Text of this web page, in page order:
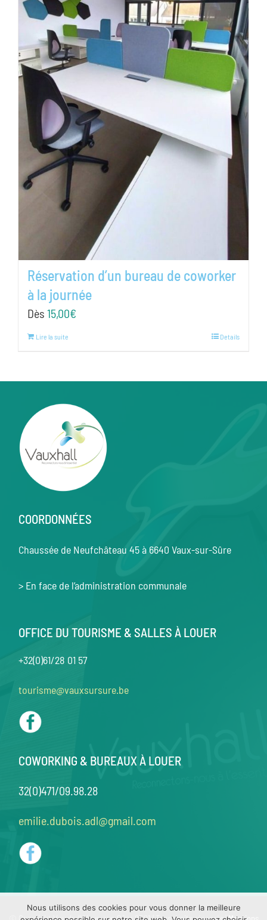
Réservation d’un bureau de coworker
à la journée
Dès 15,00€
Lire la suite Details
COORDONNÉES
Chaussée de Neufchâteau 45 à 6640 Vaux-sur-Sûre
> En face de l’administration communale
OFFICE DU TOURISME & SALLES À LOUER
+32(0)61/28 01 57
tourisme@vauxsursure.be
COWORKING & BUREAUX À LOUER
32(0)471/09.98.28
emilie.dubois.adl@gmail.com
Nous utilisons des cookies pour vous donner la meilleure